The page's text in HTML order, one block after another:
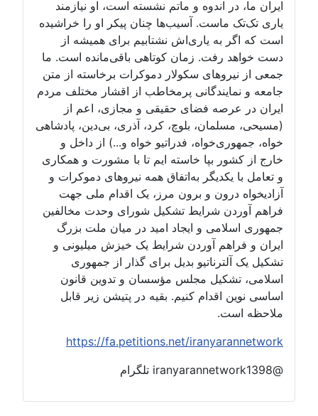
ایران ما، در اندوه و ماتم نشسته است، او نیازمند
یاری تک‌تک ماست. آسیب‌ها چنان پیکر او را خراشیده
است که اگر به یاری‌اش نشتابیم برای همیشه از
دست خواهد رفت. زمان کوتاهی باقی‌مانده است. ما
جمعی از نیروهای سکولار دموکرات برخاسته از متن
جامعه و نمایندگانی پرمخاطب از اقشار مختلف مردم
ایران در عرصه فضای حقیقی و مجازی، اعم از
(مسیحی، مسلمان، بلوچ، کرد، آذری، بی‌دین، پادشاهی
خواه، جمهوری‌خواه، فدراتیو خواه و...) از داخل و
خارج از کشور بپا خاسته ایم تا با مشورت و همکاری
و تعامل با یکدیگر به‌اتفاق همه نیروهای دموکرات و
آزادیخواه درون و برون مرز، یک اقدام ملی جهت
فراهم آوردن شرایط تشکیل شورای وحدت مخالفین
جمهوری اسلامی و ایجاد امید در میان ملت بزرگ
ایران و فراهم آوردن شرایط یک خیزش میلیونی و
تشکیل یک آلترناتیو بدیل برای گذار از جمهوری
اسلامی، تشکیل مجلس مؤسسان و تدوین قانون
اساسی نوین اقدام کنیم. بقیه در پتیشن زیر قابل
ملاحظه است.
https://fa.petitions.net/iranyarannetwork
@iranyarannetwork1398 تلگرام